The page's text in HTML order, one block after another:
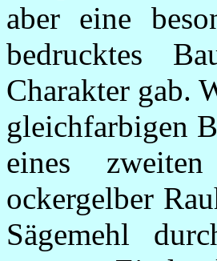
aber eine
bedrucktes
Charakter gab.
gleichfarbigen
eines
ockergelber
Sägemehl